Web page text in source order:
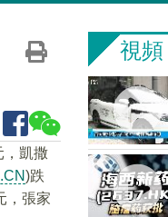
，凱撒
)跌
，張家
視頻